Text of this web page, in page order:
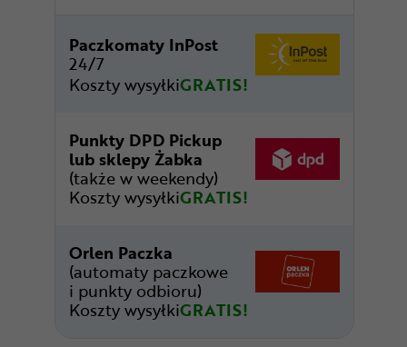
Paczkomaty InPost
24/7
Koszty wysyłkiGRATIS!
Punkty DPD Pickup
lub sklepy Żabka
(także w weekendy)
Koszty wysyłkiGRATIS!
Orlen Paczka
(automaty paczkowe
i punkty odbioru)
Koszty wysyłkiGRATIS!